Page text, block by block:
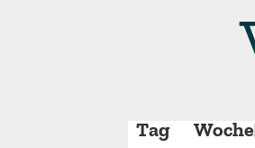
Tag Woche